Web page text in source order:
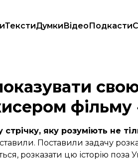
ТекстиДумкиВідеоПодкасти
Інтерв’ю з режисером фільму «Поводир»
яку розуміють не
Поставили задачу
розказати цю історію поза